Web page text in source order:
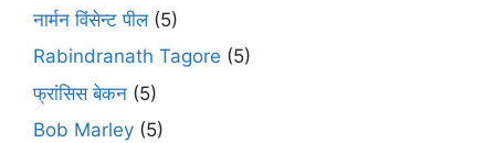
नार्मन विंसेन्ट पील(5)
Rabindranath Tagore (5)
फ्रांसिस बेकन (5)
Bob Marley (5)